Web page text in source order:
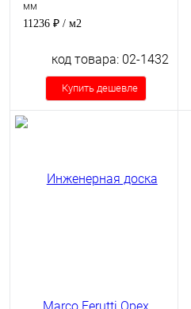
мм
11236 ₽ / м2
код товара: 02-1432
Купить дешевле